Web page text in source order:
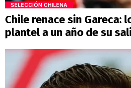
SELECCIÓN CHILENA
Chile renace sin Gareca:
plantel a un año de su